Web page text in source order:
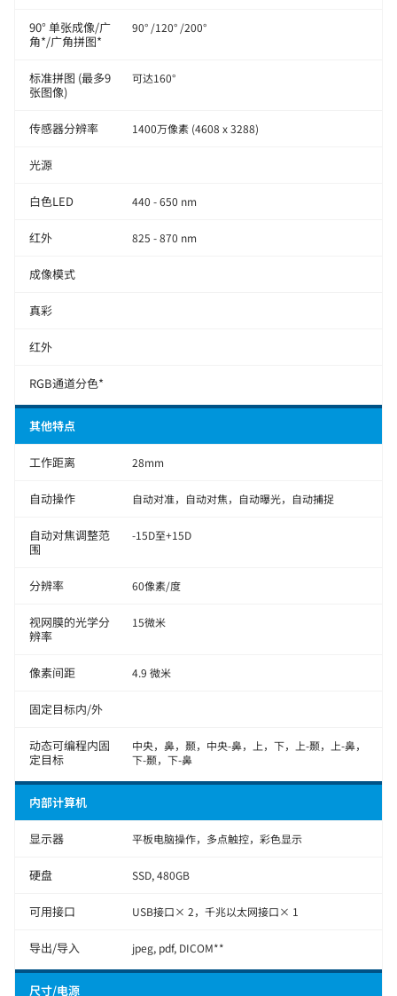
90° 单张成像/广
角*/广角拼图*
90° /120° /200°
标准拼图 (最多9
张图像)
可达160°
传感器分辨率 1400万像素 (4608 x 3288)
光源
白色LED 440 - 650 nm
红外 825 - 870 nm
成像模式
真彩
红外
RGB通道分色*
其他特点
工作距离 28mm
自动操作 自动对准，自动对焦，自动曝光，自动捕捉
自动对焦调整范
围
-15D至+15D
分辨率 60像素/度
视网膜的光学分
辨率
15微米
像素间距 4.9 微米
固定目标内/外
动态可编程内固
定目标
中央，鼻，颞，中央-鼻，上，下，上-颞，上-鼻，
下-颞，下-鼻
内部计算机
显示器 平板电脑操作，多点触控，彩色显示
硬盘 SSD, 480GB
可用接口 USB接口× 2，千兆以太网接口× 1
导出/导入 jpeg, pdf, DICOM**
尺寸/电源